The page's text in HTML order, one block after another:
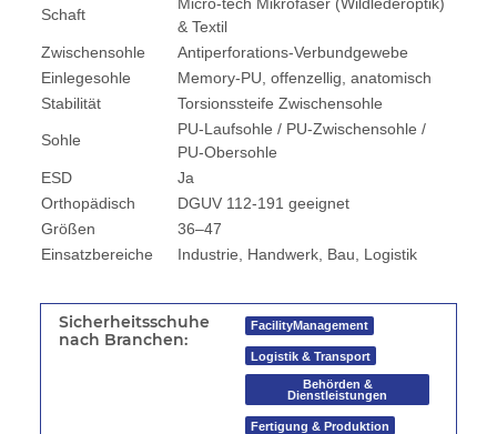
Schaft
& Textil
Zwischensohle
Antiperforations-Verbundgewebe
Einlegesohle
Memory-PU, offenzellig, anatomisch
Stabilität
Torsionssteife Zwischensohle
Sohle
PU-Laufsohle / PU-Zwischensohle /
PU-Obersohle
ESD
Ja
Orthopädisch
DGUV 112-191 geeignet
Größen
36–47
Einsatzbereiche
Industrie, Handwerk, Bau, Logistik
Sicherheitsschuhe
nach Branchen:
FacilityManagement
Logistik & Transport
Behörden &
Dienstleistungen
Fertigung & Produktion